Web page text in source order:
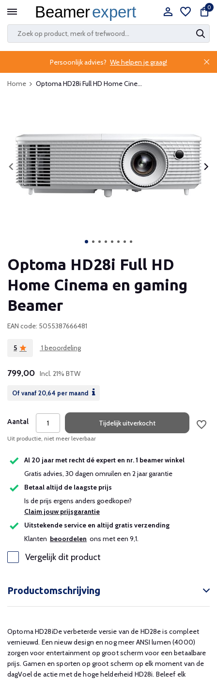
0
Persoonlijk advies? We helpen je graag!
Home Optoma HD28i Full HD Home Cine...
Optoma HD28i Full HD
Home Cinema en gaming
Beamer
EAN code: 5055387666481
5 1 beoordeling
799,00 Incl. 21% BTW
Of vanaf 20,64 per maand
Aantal Tijdelijk uitverkocht
Uit productie, niet meer leverbaar
Al 20 jaar met recht dé expert en nr. 1 beamer winkel
Gratis advies, 30 dagen omruilen en 2 jaar garantie
Betaal altijd de laagste prijs
Is de prijs ergens anders goedkoper?
Claim jouw prijsgarantie
Uitstekende service en altijd gratis verzending
Klanten beoordelen ons met een 9,1.
Vergelijk dit product
Productomschrijving
Optoma HD28iDe verbeterde versie van de HD28e is compleet
vernieuwd. Een nieuw design en nog meer ANSI lumen (4000)
zorgen voor entertainment op groot scherm voor een betaalbare
prijs. Gamen en sporten op groot scherm op elk moment van de
dagVoel de actie met de hoge helderheid HD28i. Beleef elk